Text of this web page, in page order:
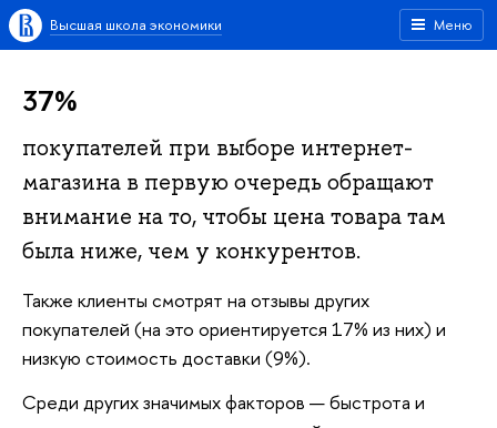
Меню
Высшая школа экономики
37%
покупателей при выборе интернет-
магазина в первую очередь обращают
внимание на то, чтобы цена товара там
была ниже, чем у конкурентов.
Также клиенты смотрят на отзывы других
покупателей (на это ориентируется 17% из них) и
низкую стоимость доставки (9%).
Среди других значимых факторов — быстрота и